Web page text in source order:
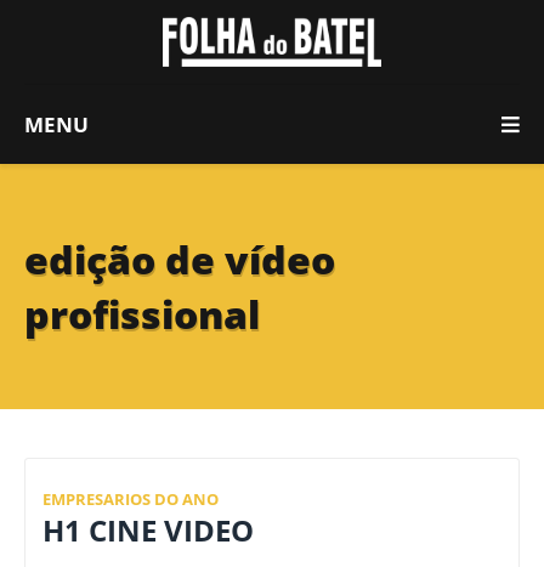
MENU
edição de vídeo
profissional
EMPRESARIOS DO ANO
H1 CINE VIDEO